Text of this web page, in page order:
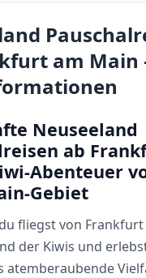
am Main
Neuseeland
ab
Abenteuer
Gebiet
fliegst von
der Kiwis und
atemberaubende